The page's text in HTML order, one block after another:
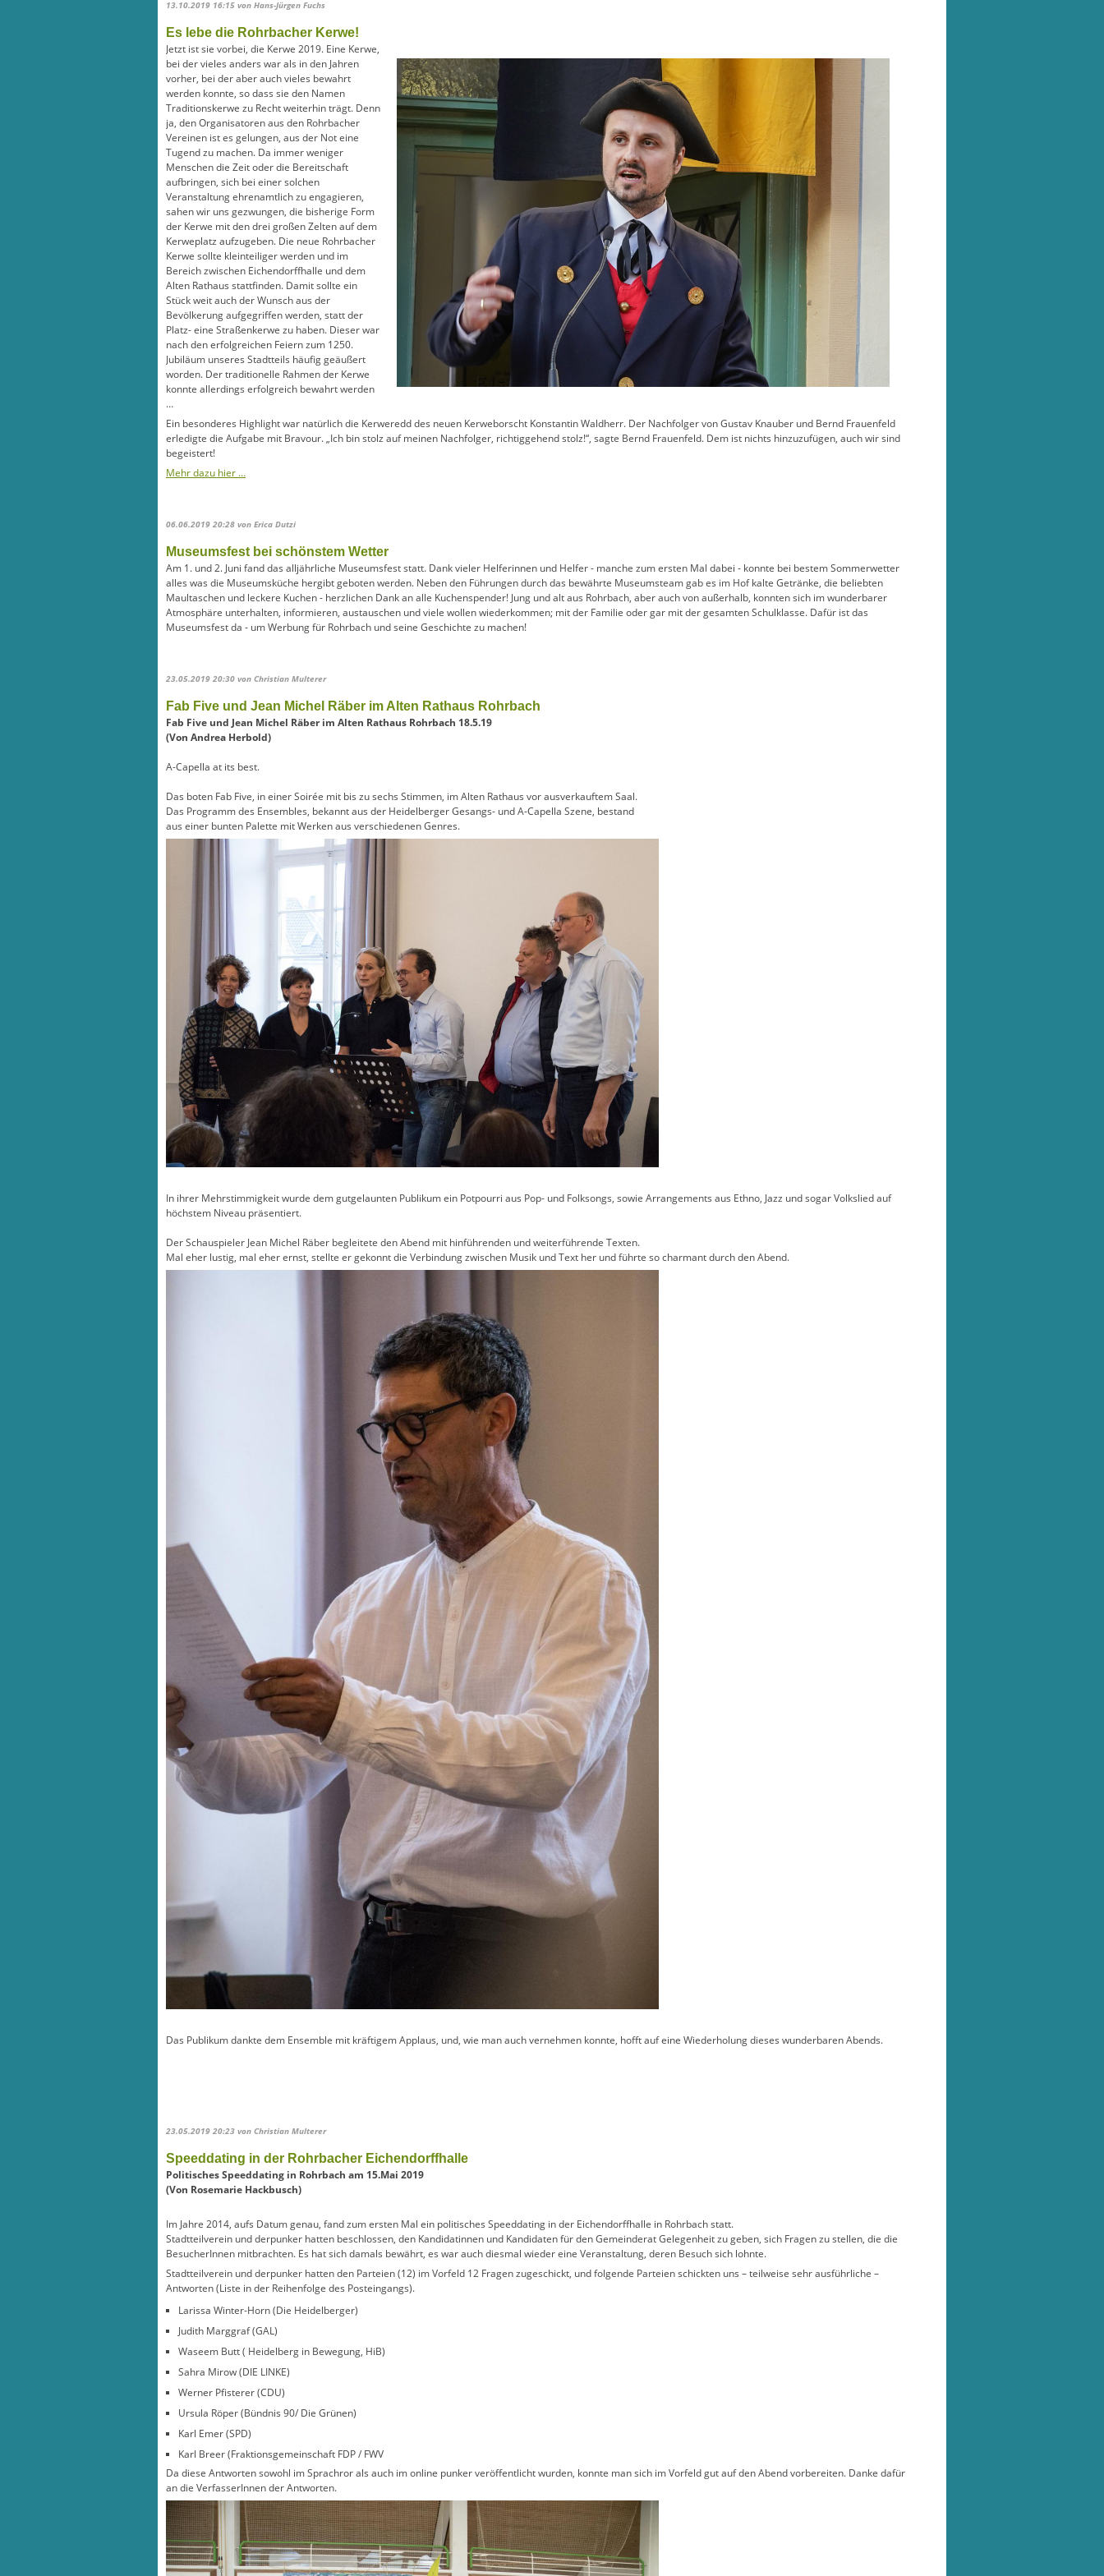
13.10.2019 16:15 von Hans-Jürgen Fuchs
Es lebe die Rohrbacher Kerwe!
Jetzt ist sie vorbei, die Kerwe 2019. Eine Kerwe,
bei der vieles anders war als in den Jahren
vorher, bei der aber auch vieles bewahrt
werden konnte, so dass sie den Namen
Traditionskerwe zu Recht weiterhin trägt. Denn
ja, den Organisatoren aus den Rohrbacher
Vereinen ist es gelungen, aus der Not eine
Tugend zu machen. Da immer weniger
Menschen die Zeit oder die Bereitschaft
aufbringen, sich bei einer solchen
Veranstaltung ehrenamtlich zu engagieren,
sahen wir uns gezwungen, die bisherige Form
der Kerwe mit den drei großen Zelten auf dem
Kerweplatz aufzugeben. Die neue Rohrbacher
Kerwe sollte kleinteiliger werden und im
Bereich zwischen Eichendorffhalle und dem
Alten Rathaus stattfinden. Damit sollte ein
Stück weit auch der Wunsch aus der
Bevölkerung aufgegriffen werden, statt der
Platz- eine Straßenkerwe zu haben. Dieser war
nach den erfolgreichen Feiern zum 1250.
Jubiläum unseres Stadtteils häufig geäußert
worden. Der traditionelle Rahmen der Kerwe
konnte allerdings erfolgreich bewahrt werden
…
Ein besonderes Highlight war natürlich die Kerweredd des neuen Kerweborscht Konstantin Waldherr. Der Nachfolger von Gustav Knauber und Bernd Frauenfeld
erledigte die Aufgabe mit Bravour. „Ich bin stolz auf meinen Nachfolger, richtiggehend stolz!“, sagte Bernd Frauenfeld. Dem ist nichts hinzuzufügen, auch wir sind
begeistert!
Mehr dazu hier …
06.06.2019 20:28 von Erica Dutzi
Museumsfest bei schönstem Wetter
Am 1. und 2. Juni fand das alljährliche Museumsfest statt. Dank vieler Helferinnen und Helfer - manche zum ersten Mal dabei - konnte bei bestem Sommerwetter
alles was die Museumsküche hergibt geboten werden. Neben den Führungen durch das bewährte Museumsteam gab es im Hof kalte Getränke, die beliebten
Maultaschen und leckere Kuchen - herzlichen Dank an alle Kuchenspender! Jung und alt aus Rohrbach, aber auch von außerhalb, konnten sich im wunderbarer
Atmosphäre unterhalten, informieren, austauschen und viele wollen wiederkommen; mit der Familie oder gar mit der gesamten Schulklasse. Dafür ist das
Museumsfest da - um Werbung für Rohrbach und seine Geschichte zu machen!
23.05.2019 20:30 von Christian Multerer
Fab Five und Jean Michel Räber im Alten Rathaus Rohrbach
Fab Five und Jean Michel Räber im Alten Rathaus Rohrbach 18.5.19
(Von Andrea Herbold)
A-Capella at its best.
Das boten Fab Five, in einer Soirée mit bis zu sechs Stimmen, im Alten Rathaus vor ausverkauftem Saal.
Das Programm des Ensembles, bekannt aus der Heidelberger Gesangs- und A-Capella Szene, bestand
aus einer bunten Palette mit Werken aus verschiedenen Genres.
In ihrer Mehrstimmigkeit wurde dem gutgelaunten Publikum ein Potpourri aus Pop- und Folksongs, sowie Arrangements aus Ethno, Jazz und sogar Volkslied auf
höchstem Niveau präsentiert.
Der Schauspieler Jean Michel Räber begleitete den Abend mit hinführenden und weiterführende Texten.
Mal eher lustig, mal eher ernst, stellte er gekonnt die Verbindung zwischen Musik und Text her und führte so charmant durch den Abend.
Das Publikum dankte dem Ensemble mit kräftigem Applaus, und, wie man auch vernehmen konnte, hofft auf eine Wiederholung dieses wunderbaren Abends.
23.05.2019 20:23 von Christian Multerer
Speeddating in der Rohrbacher Eichendorffhalle
Politisches Speeddating in Rohrbach am 15.Mai 2019
(Von Rosemarie Hackbusch)
Im Jahre 2014, aufs Datum genau, fand zum ersten Mal ein politisches Speeddating in der Eichendorffhalle in Rohrbach statt.
Stadtteilverein und derpunker hatten beschlossen, den Kandidatinnen und Kandidaten für den Gemeinderat Gelegenheit zu geben, sich Fragen zu stellen, die die
BesucherInnen mitbrachten. Es hat sich damals bewährt, es war auch diesmal wieder eine Veranstaltung, deren Besuch sich lohnte.
Stadtteilverein und derpunker hatten den Parteien (12) im Vorfeld 12 Fragen zugeschickt, und folgende Parteien schickten uns – teilweise sehr ausführliche –
Antworten (Liste in der Reihenfolge des Posteingangs).
Larissa Winter-Horn (Die Heidelberger)
Judith Marggraf (GAL)
Waseem Butt ( Heidelberg in Bewegung, HiB)
Sahra Mirow (DIE LINKE)
Werner Pfisterer (CDU)
Ursula Röper (Bündnis 90/ Die Grünen)
Karl Emer (SPD)
Karl Breer (Fraktionsgemeinschaft FDP / FWV
Da diese Antworten sowohl im Sprachror als auch im online punker veröffentlicht wurden, konnte man sich im Vorfeld gut auf den Abend vorbereiten. Danke dafür
an die VerfasserInnen der Antworten.